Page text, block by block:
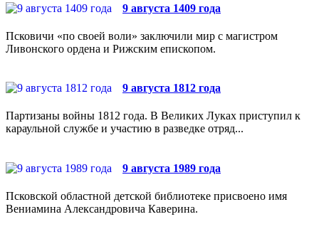
9 августа 1409 года
Псковичи «по своей воли» заключили мир с магистром
Ливонского ордена и Рижским епископом.
9 августа 1812 года
Партизаны войны 1812 года. В Великих Луках приступил к
караульной службе и участию в разведке отряд...
9 августа 1989 года
Псковской областной детской библиотеке присвоено имя
Вениамина Александровича Каверина.